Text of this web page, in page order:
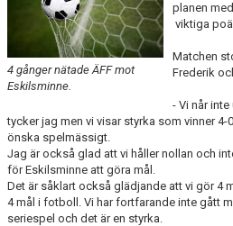
TEORI
4 gånger nätade ÄFF mot
Eskilsminne.
planen
viktiga
Matchen
Frederik
- Vi når
tycker jag men vi visar styrka som vinner
önska spelmässigt.
Jag är också glad att vi håller nollan och
för Eskilsminne att göra mål.
Det är såklart också glädjande att vi gör 4
4 mål i fotboll. Vi har fortfarande inte gått
seriespel och det är en styrka.